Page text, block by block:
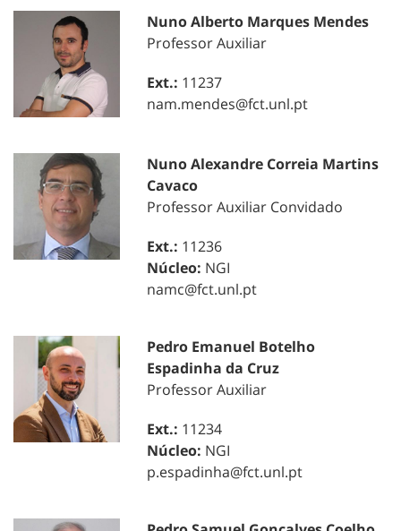
Nuno Alberto Marques Mendes
Professor Auxiliar
Ext.: 11237
nam.mendes@fct.unl.pt
Nuno Alexandre Correia Martins
Cavaco
Professor Auxiliar Convidado
Ext.: 11236
Núcleo: NGI
namc@fct.unl.pt
Pedro Emanuel Botelho
Espadinha da Cruz
Professor Auxiliar
Ext.: 11234
Núcleo: NGI
p.espadinha@fct.unl.pt